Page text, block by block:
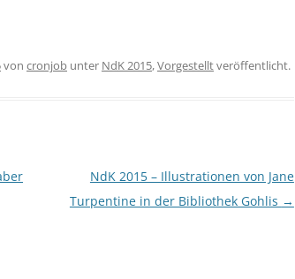
von cronjob unter NdK 2015,Vorgestelltveröffentlicht.
NdK 2015 – Illustrationen von Jane
Turpentine in der Bibliothek Gohlis →